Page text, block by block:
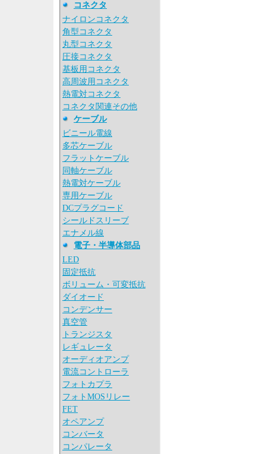
コネクタ
ナイロンコネクタ
角型コネクタ
丸型コネクタ
圧接コネクタ
基板用コネクタ
高周波用コネクタ
熱電対コネクタ
コネクタ関連その他
ケーブル
ビニール電線
多芯ケーブル
フラットケーブル
同軸ケーブル
熱電対ケーブル
専用ケーブル
DCプラグコード
シールドスリーブ
エナメル線
電子・半導体部品
LED
固定抵抗
ボリューム・可変抵抗
ダイオード
コンデンサー
真空管
トランジスタ
レギュレータ
オーディオアンプ
電流コントローラ
フォトカプラ
フォトMOSリレー
FET
オペアンプ
コンバータ
コンパレータ